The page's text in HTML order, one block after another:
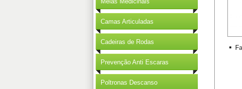
Camas Articuladas
Cadeiras de Rodas
Prevenção Anti Escaras
Poltronas Descanso